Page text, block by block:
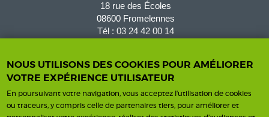
18 rue des Écoles
08600 Fromelennes
Tél : 03 24 42 00 14
Contact
Horaires d'ouverture
NOUS UTILISONS DES COOKIES POUR AMÉLIORER
VOTRE EXPÉRIENCE UTILISATEUR
En poursuivant votre navigation, vous acceptez l'utilisation de cookies
ou traceurs, y compris celle de partenaires tiers, pour améliorer et